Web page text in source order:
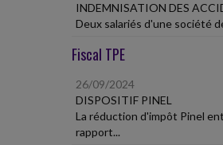
INDEMNISATION DES
Deux salariés d'une société
Fiscal TPE
26/09/2024
DISPOSITIF PINEL
La réduction d'impôt Pinel
rapport...